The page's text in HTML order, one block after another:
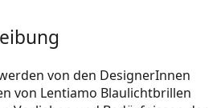
von den DesignerInnen
von Lentiamo Blaulichtbrillen